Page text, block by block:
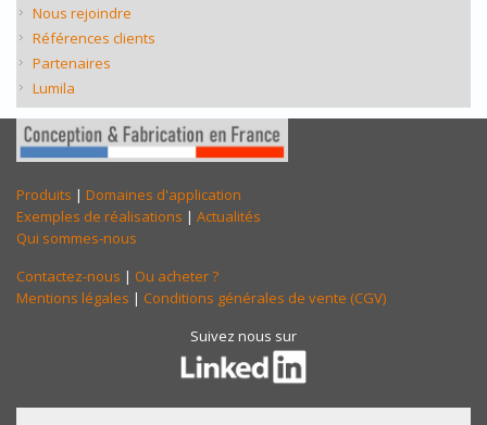
Nous rejoindre
Références clients
Partenaires
Lumila
Produits | Domaines d'application
Exemples de réalisations | Actualités
Qui sommes-nous
Contactez-nous | Ou acheter ?
Mentions légales | Conditions générales de vente (CGV)
Suivez nous sur